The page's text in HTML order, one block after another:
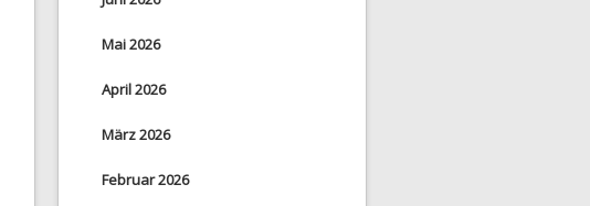
Mai 2026
April 2026
März 2026
Februar 2026